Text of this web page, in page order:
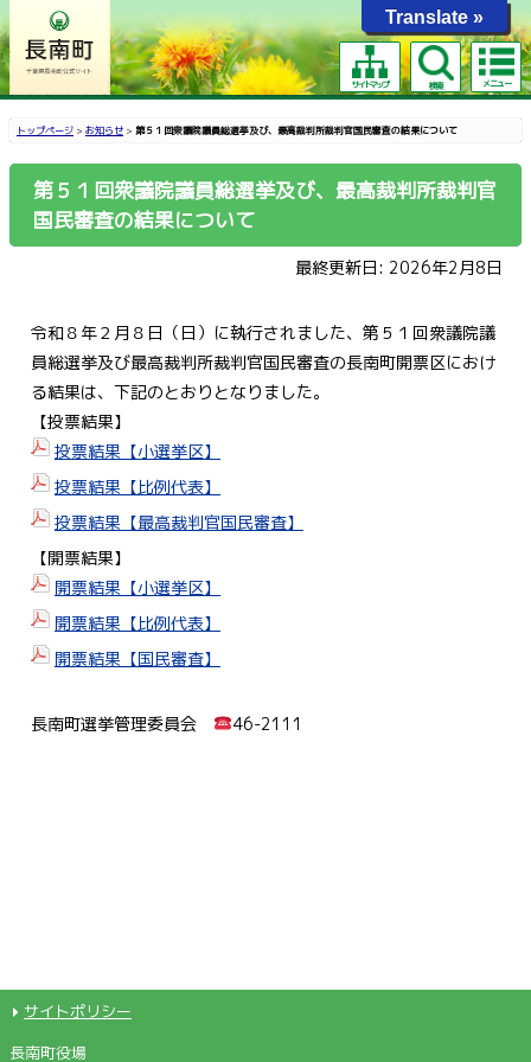
サイトマップ 検索 メニュー
トップページ > お知らせ > 第５１回衆議院議員総選挙及び、最高裁判所裁判官国民審査の結果について
第５１回衆議院議員総選挙及び、最高裁判所裁判官
国民審査の結果について
最終更新日: 2026年2月8日
令和８年２月８日（日）に執行されました、第５１回衆議院議
員総選挙及び最高裁判所裁判官国民審査の長南町開票区におけ
る結果は、下記のとおりとなりました。
【投票結果】
投票結果【小選挙区】
投票結果【比例代表】
投票結果【最高裁判官国民審査】
【開票結果】
開票結果【小選挙区】
開票結果【比例代表】
開票結果【国民審査】
長南町選挙管理委員会 46-2111
サイトポリシー
長南町役場
Translate »